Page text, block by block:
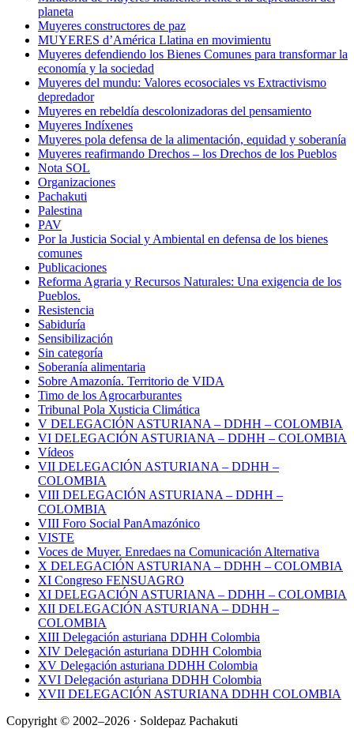
planeta
Muyeres constructores de paz
MUYERES d’América Llatina en movimientu
Muyeres defendiendo los Bienes Comunes para transformar la
economía y la sociedad
Muyeres del mundu: Valores ecosociales vs Extractivismo
depredador
Muyeres en rebeldía descolonizadoras del pensamiento
Muyeres Indíxenes
Muyeres pola defensa de la alimentación, equidad y soberanía
Muyeres reafirmando Drechos – los Drechos de los Pueblos
Nota SOL
Organizaciones
Pachakuti
Palestina
PAV
Por la Justicia Social y Ambiental en defensa de los bienes
comunes
Publicaciones
Reforma Agraria y Recursos Naturales: Una exigencia de los
Pueblos.
Resistencia
Sabiduría
Sensibilización
Sin categoría
Soberanía alimentaria
Sobre Amazonía. Territorio de VIDA
Timo de los Agrocarburantes
Tribunal Pola Xusticia Climática
V DELEGACIÓN ASTURIANA – DDHH – COLOMBIA
VI DELEGACIÓN ASTURIANA – DDHH – COLOMBIA
Vídeos
VII DELEGACIÓN ASTURIANA – DDHH –
COLOMBIA
VIII DELEGACIÓN ASTURIANA – DDHH –
COLOMBIA
VIII Foro Social PanAmazónico
VISTE
Voces de Muyer. Enredaes na Comunicación Alternativa
X DELEGACIÓN ASTURIANA – DDHH – COLOMBIA
XI Congreso FENSUAGRO
XI DELEGACIÓN ASTURIANA – DDHH – COLOMBIA
XII DELEGACIÓN ASTURIANA – DDHH –
COLOMBIA
XIII Delegación asturiana DDHH Colombia
XIV Delegación asturiana DDHH Colombia
XV Delegación asturiana DDHH Colombia
XVI Delegación asturiana DDHH Colombia
XVII DELEGACIÓN ASTURIANA DDHH COLOMBIA
Copyright © 2002–2026 · Soldepaz Pachakuti